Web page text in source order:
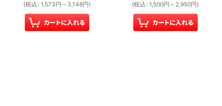
(税込 : 1,573円 ～3,146円)
(税込 : 1,500円 ～2,950円)